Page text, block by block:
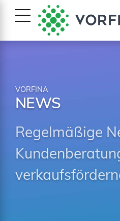
VORFINA
NEWS
Regelmäßige